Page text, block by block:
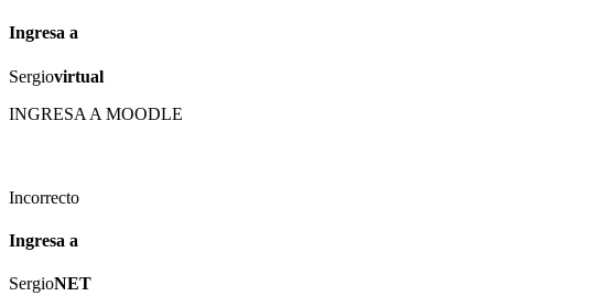
Ingresa a
Sergiovirtual
INGRESA A MOODLE
Incorrecto
Ingresa a
SergioNET